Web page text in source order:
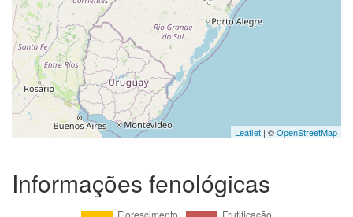
Leaflet | ©OpenStreetMap
Informações fenológicas